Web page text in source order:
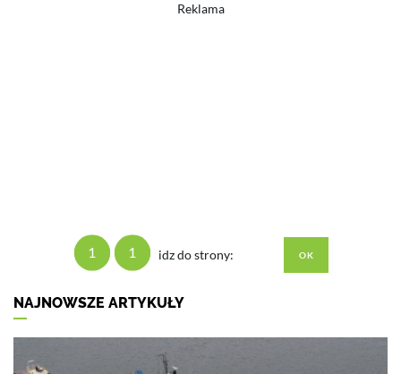
Reklama
1 1 idz do strony:
NAJNOWSZE ARTYKUŁY